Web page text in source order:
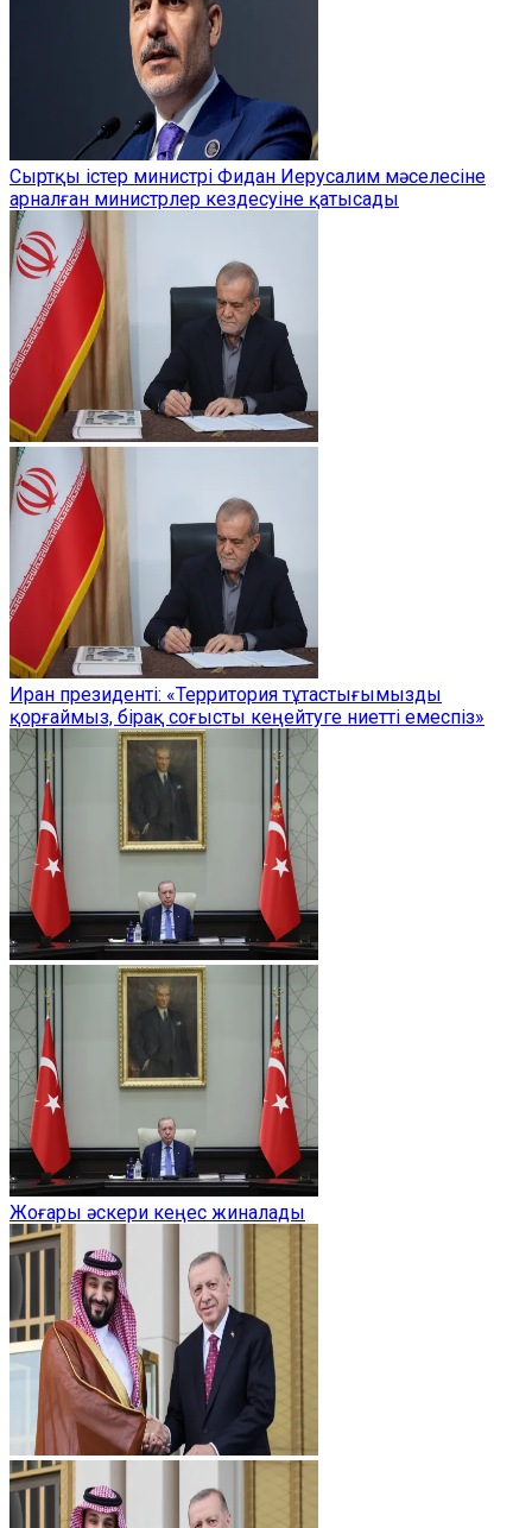
Сыртқы істер министрі Фидан Иерусалим мәселесіне
арналған министрлер кездесуіне қатысады
Иран президенті: «Территория тұтастығымызды
қорғаймыз, бірақ соғысты кеңейтуге ниетті емеспіз»
Жоғары әскери кеңес жиналады